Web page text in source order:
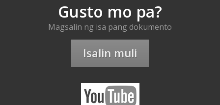
Gusto mo pa?
Magsalin ng isa pang dokumento
Isalin muli